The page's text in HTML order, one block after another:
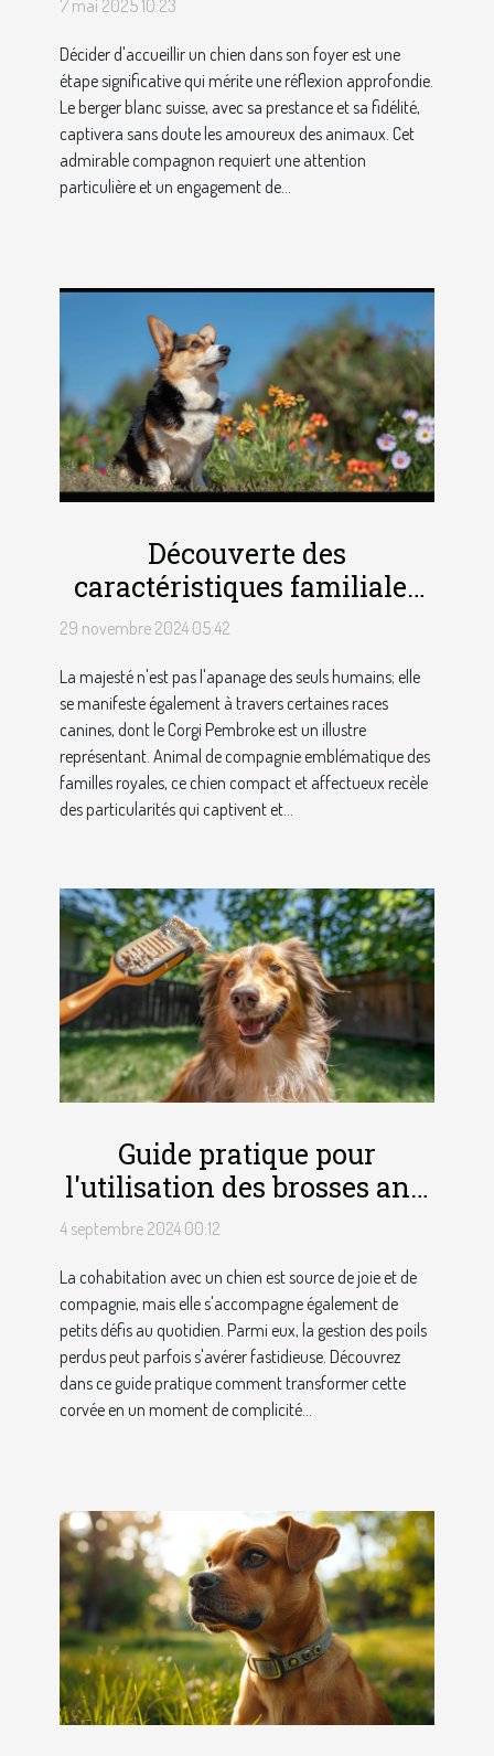
7 mai 2025 10:23
Décider d'accueillir un chien dans son foyer est une
étape significative qui mérite une réflexion approfondie.
Le berger blanc suisse, avec sa prestance et sa fidélité,
captivera sans doute les amoureux des animaux. Cet
admirable compagnon requiert une attention
particulière et un engagement de...
Découverte des
caractéristiques familiales
et royales du Corgi
29 novembre 2024 05:42
La majesté n'est pas l'apanage des seuls humains; elle
se manifeste également à travers certaines races
canines, dont le Corgi Pembroke est un illustre
représentant. Animal de compagnie emblématique des
familles royales, ce chien compact et affectueux recèle
des particularités qui captivent et...
Guide pratique pour
l'utilisation des brosses anti
poil chez les chiens
4 septembre 2024 00:12
La cohabitation avec un chien est source de joie et de
compagnie, mais elle s'accompagne également de
petits défis au quotidien. Parmi eux, la gestion des poils
perdus peut parfois s'avérer fastidieuse. Découvrez
dans ce guide pratique comment transformer cette
corvée en un moment de complicité...